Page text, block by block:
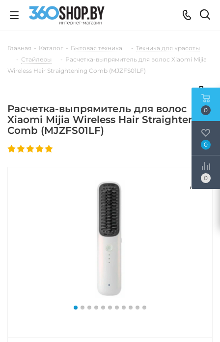
Главная - Каталог - Бытовая техника - Техника для красоты
- Стайлеры - Расчетка-выпрямитель для волос Xiaomi Mijia
Wireless Hair Straightening Comb (MJZFS01LF)
Расчетка-выпрямитель для волос
Xiaomi Mijia Wireless Hair Straightening
Comb (MJZFS01LF)
0
0
0